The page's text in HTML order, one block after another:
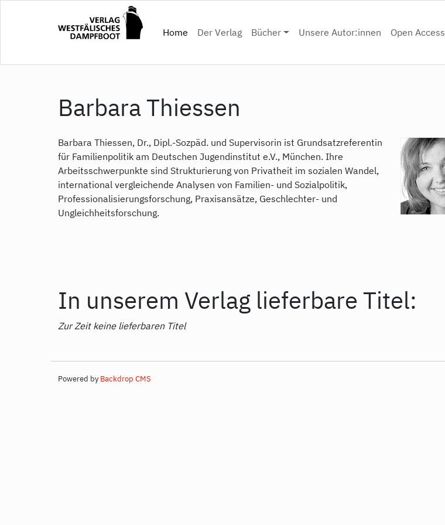
Home(current)
Der Verlag Bücher Unsere Autor:innen Open Access
Barbara Thiessen
Barbara Thiessen, Dr., Dipl.-Sozpäd. und Supervisorin ist Grundsatzreferentin
für Familienpolitik am Deutschen Jugendinstitut e.V., München. Ihre
Arbeitsschwerpunkte sind Strukturierung von Privatheit im sozialen Wandel,
international vergleichende Analysen von Familien- und Sozialpolitik,
Professionalisierungsforschung, Praxisansätze, Geschlechter- und
Ungleichheitsforschung.
In unserem Verlag lieferbare Titel:
Zur Zeit keine lieferbaren Titel
Powered by Backdrop CMS